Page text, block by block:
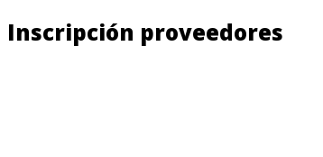
Inscripción proveedores